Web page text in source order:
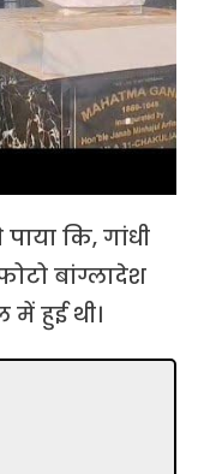
कि, गांधी
बांग्लादेश
में हुई थी।